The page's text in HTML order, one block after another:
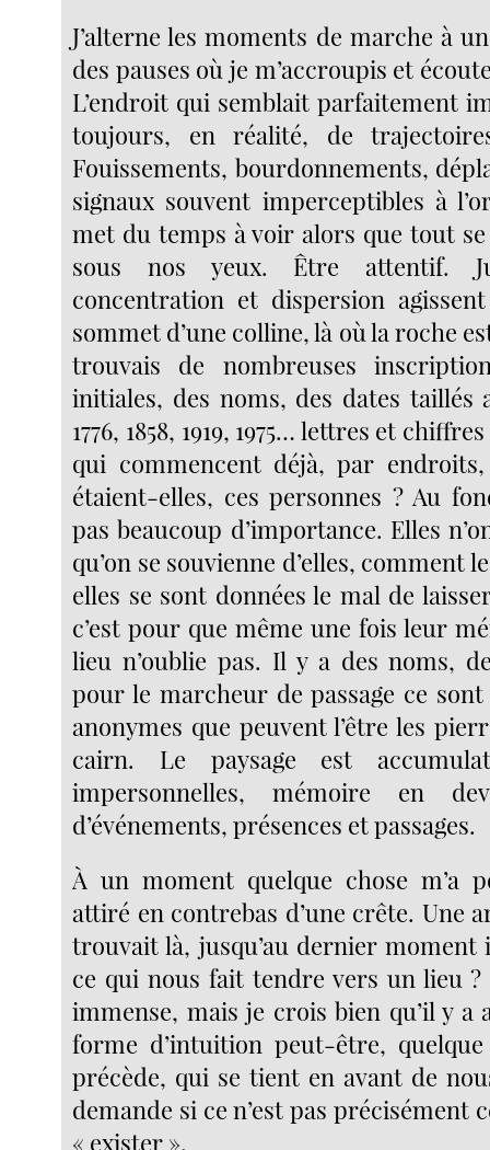
J’alterne les moments de marche à
des pauses où je m’accroupis et
L’endroit qui semblait parfaitement
toujours, en réalité, de
Fouissements, bourdonnements,
signaux souvent imperceptibles à
met du temps à voir alors que tout
sous nos yeux. Être attentif.
concentration et dispersion
sommet d’une colline, là où la roche
trouvais de nombreuses
initiales, des noms, des dates taillés
1776, 1858, 1919, 1975… lettres et
qui commencent déjà, par endroits,
étaient-elles, ces personnes ? Au
pas beaucoup d’importance. Elles
qu’on se souvienne d’elles, comment
elles se sont données le mal de
c’est pour que même une fois leur
lieu n’oublie pas. Il y a des noms,
pour le marcheur de passage ce
anonymes que peuvent l’être les
cairn. Le paysage est
impersonnelles, mémoire en
d’événements, présences et passages.
À un moment quelque chose m’a
attiré en contrebas d’une crête. Une
trouvait là, jusqu’au dernier moment
ce qui nous fait tendre vers un lieu
immense, mais je crois bien qu’il y a
forme d’intuition peut-être,
précède, qui se tient en avant de
demande si ce n’est pas précisément
« exister ».